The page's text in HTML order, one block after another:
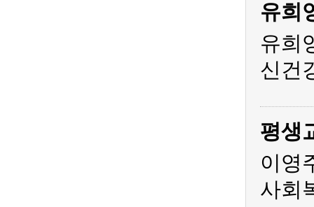
유희
유희
신건
평생
이영
사회